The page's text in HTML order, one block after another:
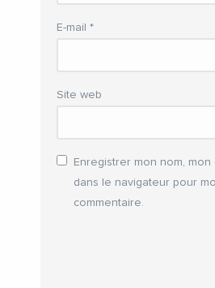
E-mail *
Site web
Enregistrer mon nom,
dans le navigateur pour
commentaire.